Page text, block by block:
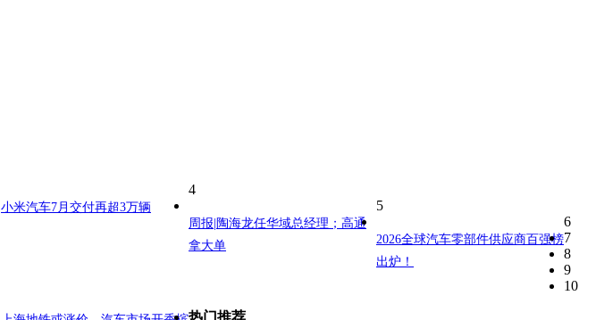
4
小米汽车7月交付再超3万辆 5
周报|陶海龙任华域总经理；高通
拿大单
6
2026全球汽车零部件供应商百强榜
出炉！
7
8
9
10
热门推荐